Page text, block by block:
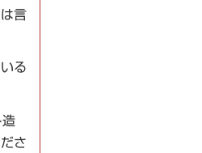
言
る
造
さ